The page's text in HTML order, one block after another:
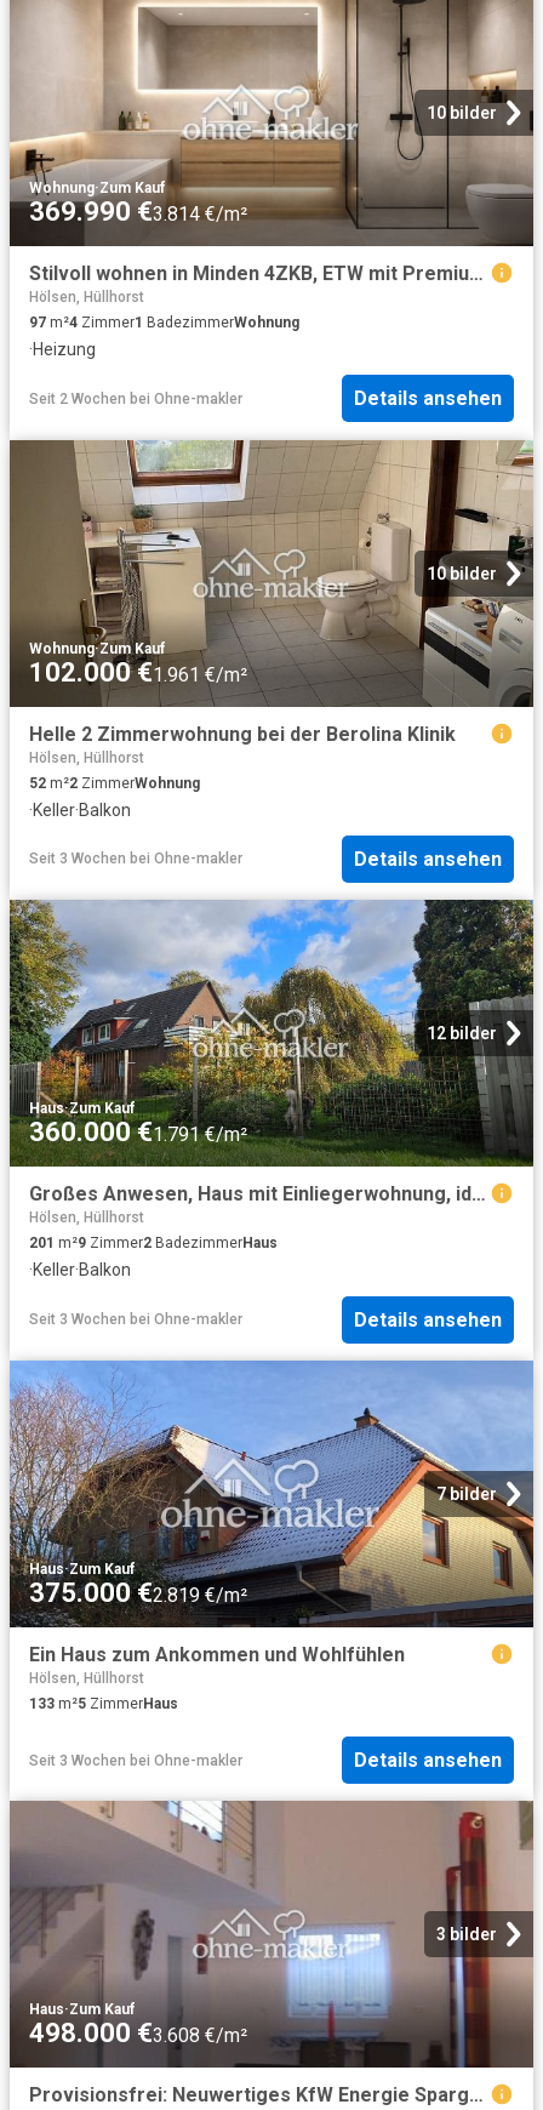
10 bilder
Wohnung·Zum Kauf
369.990 €3.814 €/m²
Stilvoll wohnen in Minden 4ZKB, ETW mit Premium Ausstattung
Hölsen, Hüllhorst
97 m²4 Zimmer1 BadezimmerWohnung
·Heizung
Seit 2 Wochen bei Ohne-makler Details ansehen
10 bilder
Wohnung·Zum Kauf
102.000 €1.961 €/m²
Helle 2 Zimmerwohnung bei der Berolina Klinik
Hölsen, Hüllhorst
52 m²2 ZimmerWohnung
·Keller·Balkon
Seit 3 Wochen bei Ohne-makler Details ansehen
12 bilder
Haus·Zum Kauf
360.000 €1.791 €/m²
Großes Anwesen, Haus mit Einliegerwohnung, ideal für Pferde/Hunde/Tierhaltung geeignet
Hölsen, Hüllhorst
201 m²9 Zimmer2 BadezimmerHaus
·Keller·Balkon
Seit 3 Wochen bei Ohne-makler Details ansehen
7 bilder
Haus·Zum Kauf
375.000 €2.819 €/m²
Ein Haus zum Ankommen und Wohlfühlen
Hölsen, Hüllhorst
133 m²5 ZimmerHaus
Seit 3 Wochen bei Ohne-makler Details ansehen
3 bilder
Haus·Zum Kauf
498.000 €3.608 €/m²
Provisionsfrei: Neuwertiges KfW Energie Spargenie A+ in Bünde – 5 Zimmer, Wärmepumpe!